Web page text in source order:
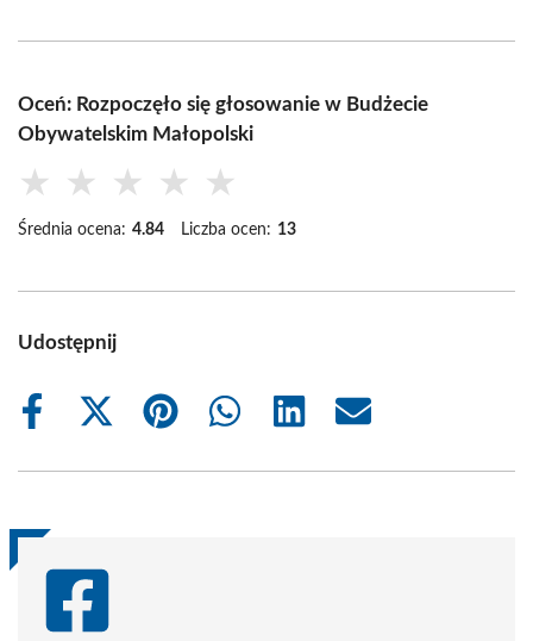
Oceń: Rozpoczęło się głosowanie w Budżecie
Obywatelskim Małopolski
★ ★ ★ ★ ★
Średnia ocena: 4.84 Liczba ocen: 13
Udostępnij
Share
Share
(Twitter)
Share
Share
Share
Share